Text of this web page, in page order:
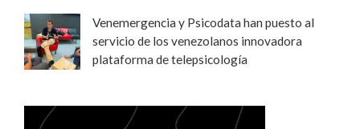
Venemergencia y Psicodata han puesto al
servicio de los venezolanos innovadora
plataforma de telepsicología